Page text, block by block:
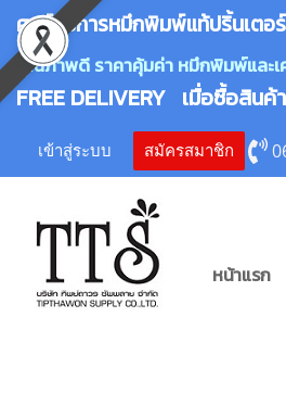
ศูนย์บริการหมึกพิมพ์แท้ปริ้นเตอ
คุณภาพดี ราคาคุ้มค่า หมึกพิมพ์และ
FREE DELIVERY เมื่อซื้อสิน
เข้าสู่ระบบ สมัครสมาชิก
หน้าแรก